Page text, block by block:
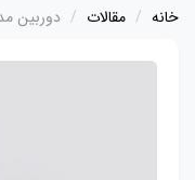
خانه مقالات دوربین